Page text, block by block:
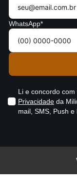
WhatsApp*
Li e concordo
Privacidade da
mail, SMS, Push e